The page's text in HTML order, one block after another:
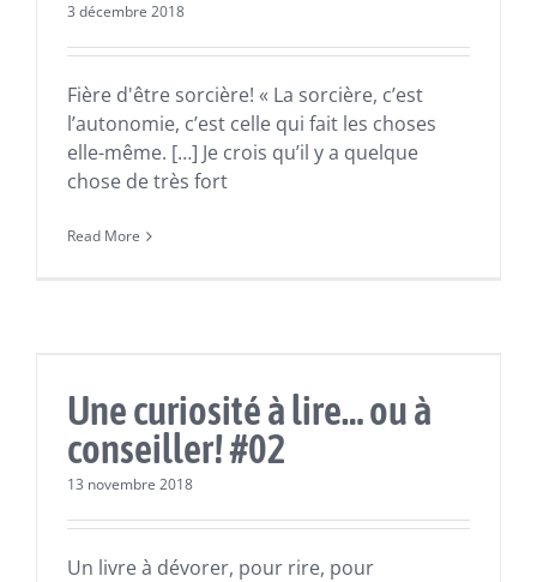
3 décembre 2018
Fière d'être sorcière! « La sorcière, c’est
l’autonomie, c’est celle qui fait les choses
elle-même. […] Je crois qu’il y a quelque
chose de très fort
Read More
Une curiosité à lire… ou à
conseiller! #02
13 novembre 2018
Un livre à dévorer, pour rire, pour